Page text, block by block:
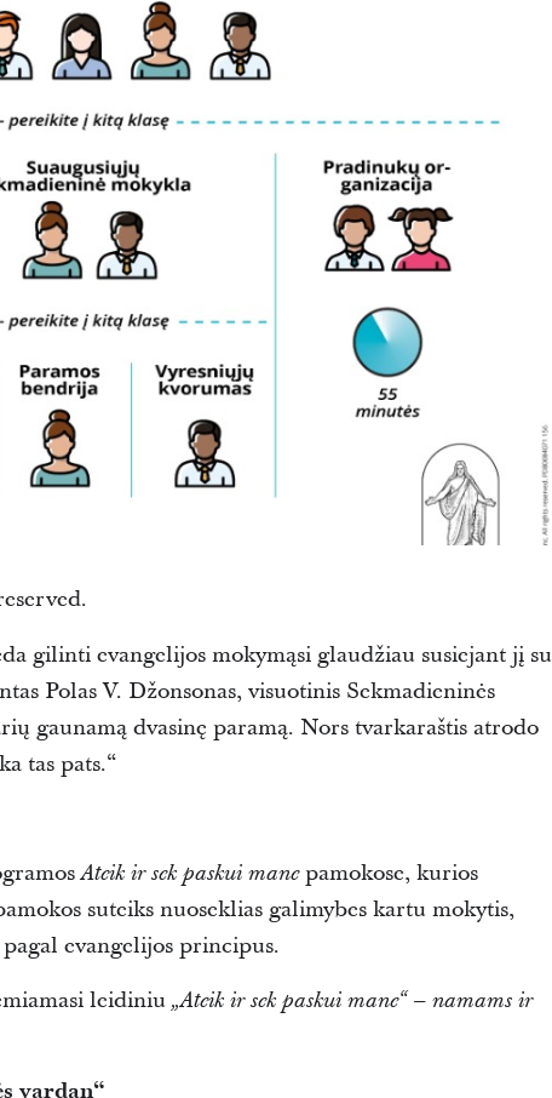
gilinti evangelijos mokymąsi glaudžiau susiejant jį su
Polas V. Džonsonas, visuotinis Sekmadieninės
gaunamą dvasinę paramą. Nors tvarkaraštis atrodo
tas pats.“
Ateik ir sek paskui manepamokose, kurios
suteiks nuoseklias galimybes kartu mokytis,
evangelijos principus.
leidiniu „Ateik ir sek paskui mane“ – namams ir
vardan“